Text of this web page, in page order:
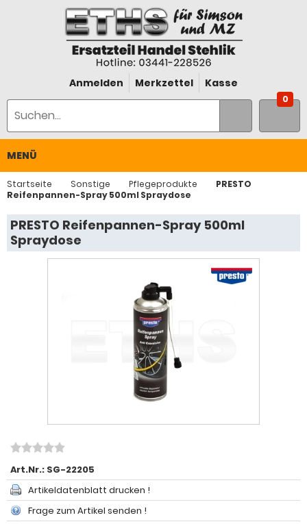
Anmelden Merkzettel Kasse
0
MENÜ
Startseite Sonstige Pflegeprodukte
PRESTO
Reifenpannen-Spray 500ml Spraydose
PRESTO Reifenpannen-Spray 500ml
Spraydose
Art.Nr.: SG-22205
Artikeldatenblatt drucken !
Frage zum Artikel senden !